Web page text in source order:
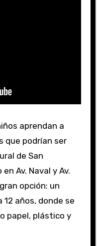
que podrían ser
de San
Av. Naval y Av.
opción: un
años, donde se
papel, plástico y